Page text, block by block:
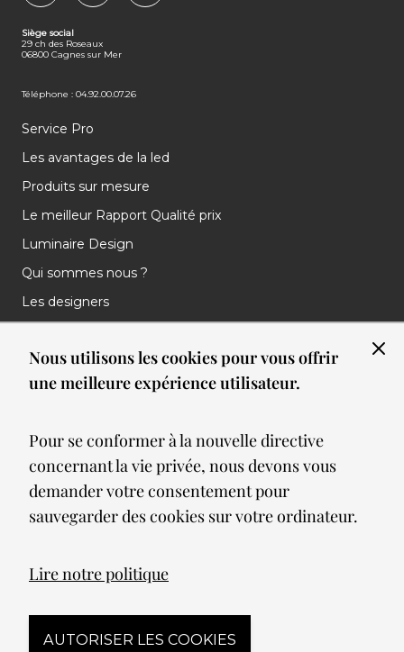
Nous utilisons les cookies pour vous offrir
une meilleure expérience utilisateur.
Pour se conformer à la nouvelle directive
concernant la vie privée, nous devons vous
demander votre consentement pour
sauvegarder des cookies sur votre ordinateur.
Lire notre politique
AUTORISER LES COOKIES
Siège social
29 ch des Roseaux
06800 Cagnes sur Mer
Téléphone : 04.92.00.07.26
Service Pro
Les avantages de la led
Produits sur mesure
Le meilleur Rapport Qualité prix
Luminaire Design
Qui sommes nous ?
Les designers
Nos réalisations
Nos Clients
Meilleures ventes
Blog
© 2026 Spot lumiere led. All Rights Reserved
Mentions légales